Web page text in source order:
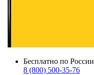
Бесплатно по России
8 (800) 500-35-76